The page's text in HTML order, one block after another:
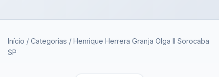
Início / Categorias / Henrique Herrera Granja Olga II Sorocaba
SP